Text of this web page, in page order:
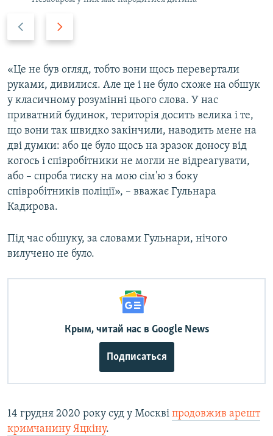
v
i
o
u
s
s
l
i
d
e
t
l
i
d
e
«Це не був огляд, тобто вони щось перевертали
руками, дивилися. Але це і не було схоже на обшук
у класичному розумінні цього слова. У нас
приватний будинок, територія досить велика і те,
що вони так швидко закінчили, наводить мене на
дві думки: або це було щось на зразок доносу від
когось і співробітники не могли не відреагувати,
або – спроба тиску на мою сім'ю з боку
співробітників поліції», – вважає Гульнара
Кадирова.
Під час обшуку, за словами Гульнари, нічого
вилучено не було.
Крым, читай нас в Google News
Подписаться
14 грудня 2020 року суд у Москві продовжив арешт
кримчанину Яцкіну.